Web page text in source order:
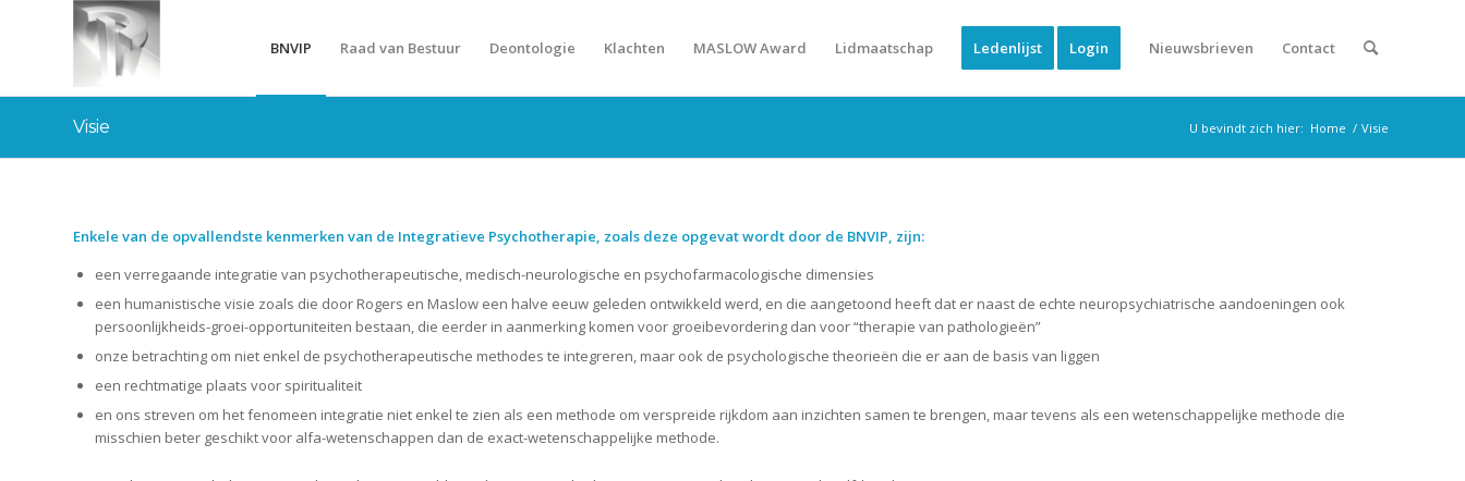
BNVIP Raad van Bestuur Deontologie Klachten MASLOW Award Lidmaatschap Ledenlijst Login Nieuwsbrieven Contact
Visie U bevindt zich hier: Home / Visie
Enkele van de opvallendste kenmerken van de Integratieve Psychotherapie, zoals deze opgevat wordt door de BNVIP, zijn:
een verregaande integratie van psychotherapeutische, medisch-neurologische en psychofarmacologische dimensies
een humanistische visie zoals die door Rogers en Maslow een halve eeuw geleden ontwikkeld werd, en die aangetoond heeft dat er naast de echte neuropsychiatrische aandoeningen ook
persoonlijkheids-groei-opportuniteiten bestaan, die eerder in aanmerking komen voor groeibevordering dan voor “therapie van pathologieën”
onze betrachting om niet enkel de psychotherapeutische methodes te integreren, maar ook de psychologische theorieën die er aan de basis van liggen
een rechtmatige plaats voor spiritualiteit
en ons streven om het fenomeen integratie niet enkel te zien als een methode om verspreide rijkdom aan inzichten samen te brengen, maar tevens als een wetenschappelijke methode die
misschien beter geschikt voor alfa-wetenschappen dan de exact-wetenschappelijke methode.